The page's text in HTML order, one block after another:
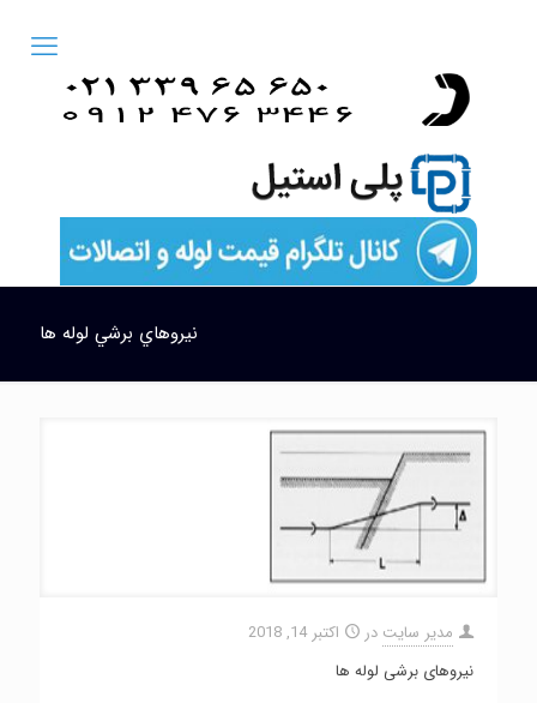
نيروهاي برشي لوله ها
مدیر سایت در
اکتبر 14, 2018
نيروهای برشی لوله ها